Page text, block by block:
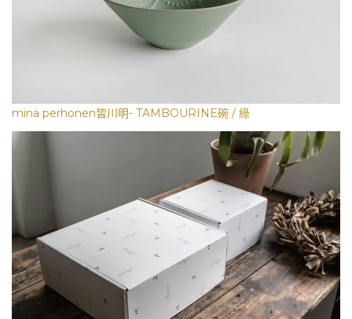
minä perhonen皆川明- TAMBOURINE碗 / 綠